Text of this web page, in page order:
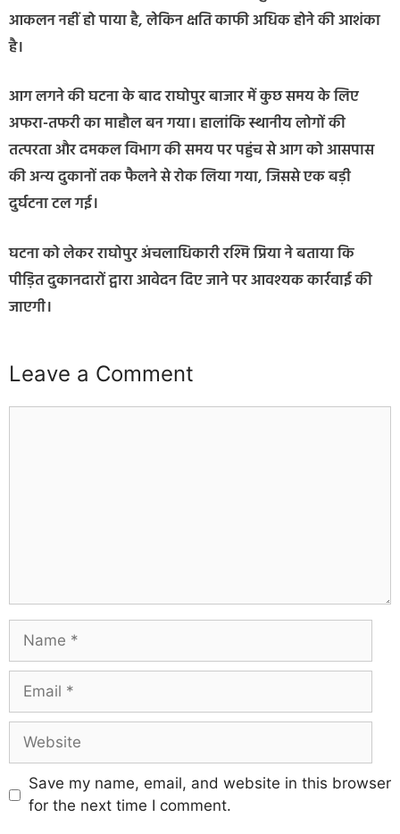
आकलन नहीं हो पाया है, लेकिन क्षति काफी अधिक होने की आशंका
है।
आग लगने की घटना के बाद राघोपुर बाजार में कुछ समय के लिए
अफरा-तफरी का माहौल बन गया। हालांकि स्थानीय लोगों की
तत्परता और दमकल विभाग की समय पर पहुंच से आग को आसपास
की अन्य दुकानों तक फैलने से रोक लिया गया, जिससे एक बड़ी
दुर्घटना टल गई।
घटना को लेकर राघोपुर अंचलाधिकारी रश्मि प्रिया ने बताया कि
पीड़ित दुकानदारों द्वारा आवेदन दिए जाने पर आवश्यक कार्रवाई की
जाएगी।
Leave a Comment
Save my name, email, and website in this browser
for the next time I comment.